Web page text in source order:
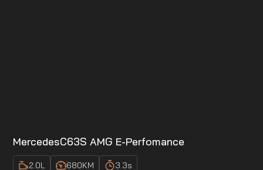
MercedesC63S AMG E-Perfomance
2.0L 680KM 3.3s